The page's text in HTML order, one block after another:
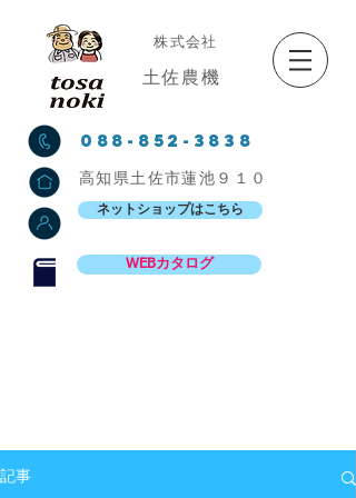
株式会社
土佐農機
088-852-3838
高知県土佐市蓮池９１０
ネットショップはこちら
WEBカタログ
記事